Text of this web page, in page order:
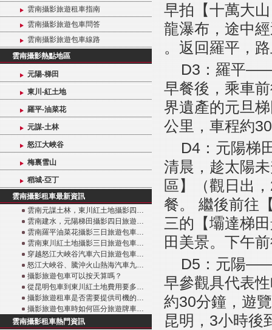
雲南攝影旅遊租車指南
雲南攝影旅遊包車問答
雲南攝影旅遊包車線路
雲南攝影熱點地區
元陽-梯田
東川-紅土地
羅平-油菜花
元謀-土林
怒江大峽谷
梅裏雪山
稻城-亞丁
雲南攝影租車最新資訊
雲南元謀土林，東川紅土地攝影四…
雲南建水，元陽梯田攝影四日旅遊…
雲南羅平油菜花攝影三日旅遊包車…
雲南東川紅土地攝影三日旅遊包車…
穿越怒江大峽谷汽車六日旅遊包車…
怒江大峽谷、騰沖火山熱海汽車九…
攝影旅遊包車可以按天算嗎？
從昆明包車到東川紅土地費用要多…
攝影旅遊租車是否需要提供司機的…
攝影旅遊包車時如何區分旅遊牌車…
雲南攝影租車熱門資訊
早拍【十萬大
龍瀑布，途中
。返回羅平，
D3：羅平
早餐後，乘車
界遺產的元旦
公里，車程約
D4：元陽梯
清晨，趁太陽
區】（觀日出
餐。 繼後前往
三的【壩達梯
田美景。下午
D5：元陽
早參觀具代表
約30分鐘，遊
昆明，3小時後